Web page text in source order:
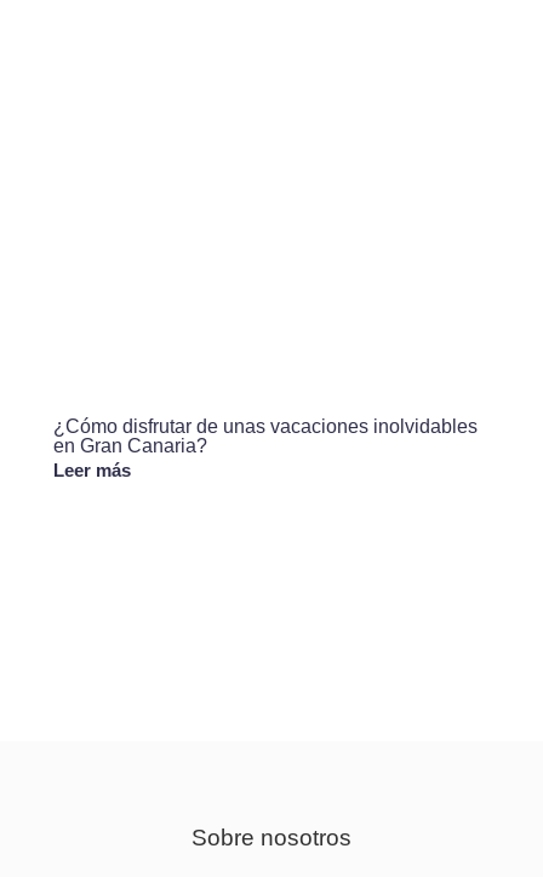
¿Cómo disfrutar de unas vacaciones inolvidables
en Gran Canaria?
Leer más
Sobre nosotros